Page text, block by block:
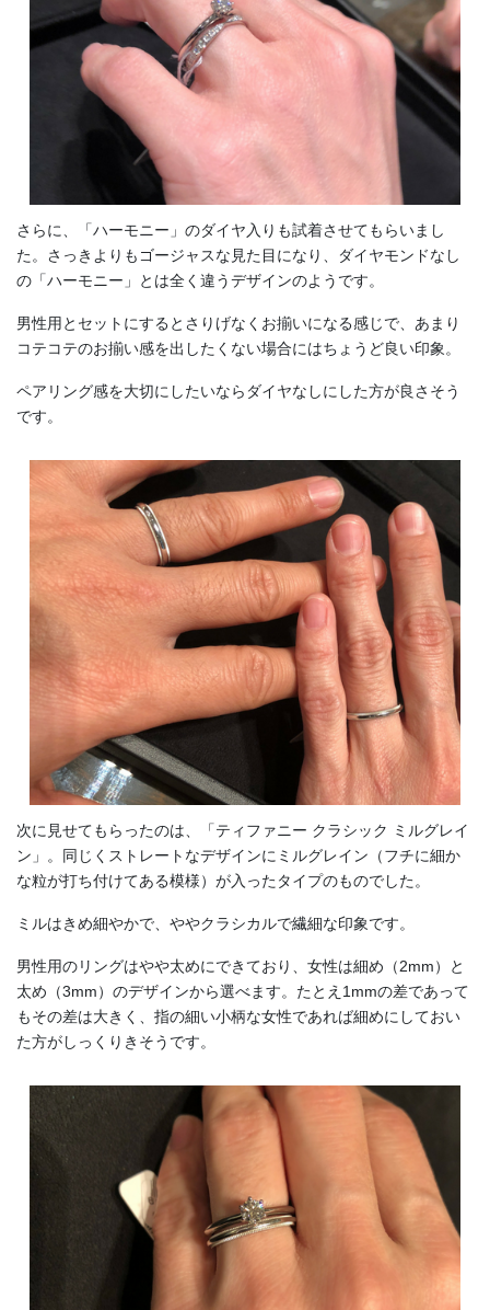
さらに、「ハーモニー」のダイヤ入りも試着させてもらいまし
た。さっきよりもゴージャスな見た目になり、ダイヤモンドなし
の「ハーモニー」とは全く違うデザインのようです。
男性用とセットにするとさりげなくお揃いになる感じで、あまり
コテコテのお揃い感を出したくない場合にはちょうど良い印象。
ペアリング感を大切にしたいならダイヤなしにした方が良さそう
です。
次に見せてもらったのは、「ティファニー クラシック ミルグレイ
ン」。同じくストレートなデザインにミルグレイン（フチに細か
な粒が打ち付けてある模様）が入ったタイプのものでした。
ミルはきめ細やかで、ややクラシカルで繊細な印象です。
男性用のリングはやや太めにできており、女性は細め（2mm）と
太め（3mm）のデザインから選べます。たとえ1mmの差であって
もその差は大きく、指の細い小柄な女性であれば細めにしておい
た方がしっくりきそうです。